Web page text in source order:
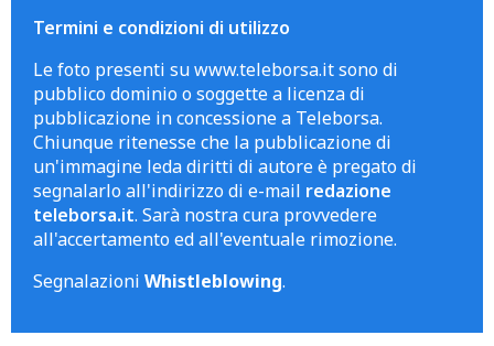
Termini e condizioni di utilizzo
Le foto presenti su www.teleborsa.it sono di
pubblico dominio o soggette a licenza di
pubblicazione in concessione a Teleborsa.
Chiunque ritenesse che la pubblicazione di
un'immagine leda diritti di autore è pregato di
segnalarlo all'indirizzo di e-mail redazione
teleborsa.it. Sarà nostra cura provvedere
all'accertamento ed all'eventuale rimozione.
Segnalazioni Whistleblowing.